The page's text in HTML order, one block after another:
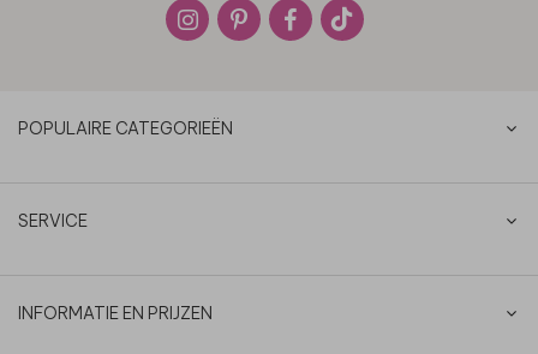
POPULAIRE CATEGORIEËN
SERVICE
INFORMATIE EN PRIJZEN